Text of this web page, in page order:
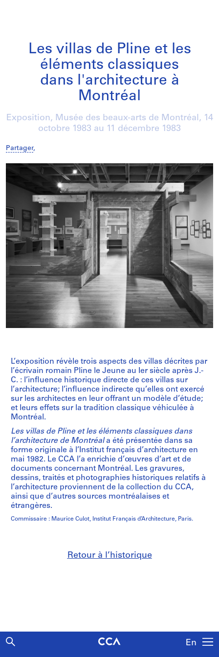
En
Les villas de Pline et les
éléments classiques
dans l'architecture à
Montréal
Exposition, Musée des beaux-arts de Montréal, 14
octobre 1983 au 11 décembre 1983
Partager,
L’exposition révèle trois aspects des villas décrites par
l’écrivain romain Pline le Jeune au Ier siècle après J.-
C. : l’influence historique directe de ces villas sur
l’architecture; l’influence indirecte qu’elles ont exercé
sur les architectes en leur offrant un modèle d’étude;
et leurs effets sur la tradition classique véhiculée à
Montréal.
Les villas de Pline et les éléments classiques dans
l’architecture de Montréala été présentée dans sa
forme originale à l’Institut français d’architecture en
mai 1982. Le CCA l’a enrichie d’œuvres d’art et de
documents concernant Montréal. Les gravures,
dessins, traités et photographies historiques relatifs à
l’architecture proviennent de la collection du CCA,
ainsi que d’autres sources montréalaises et
étrangères.
Commissaire : Maurice Culot, Institut Français d’Architecture, Paris.
Retour à l’historique